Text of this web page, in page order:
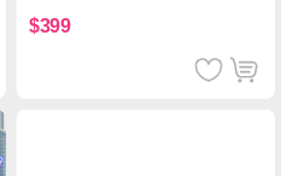
$399